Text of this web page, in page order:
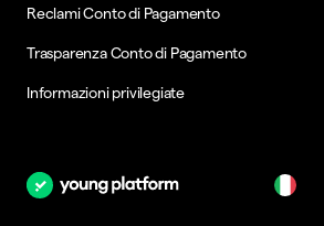
Reclami Conto di Pagamento
Trasparenza Conto di Pagamento
Informazioni privilegiate